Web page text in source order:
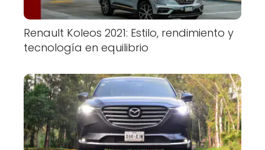
Renault Koleos 2021: Estilo, rendimiento y
tecnología en equilibrio